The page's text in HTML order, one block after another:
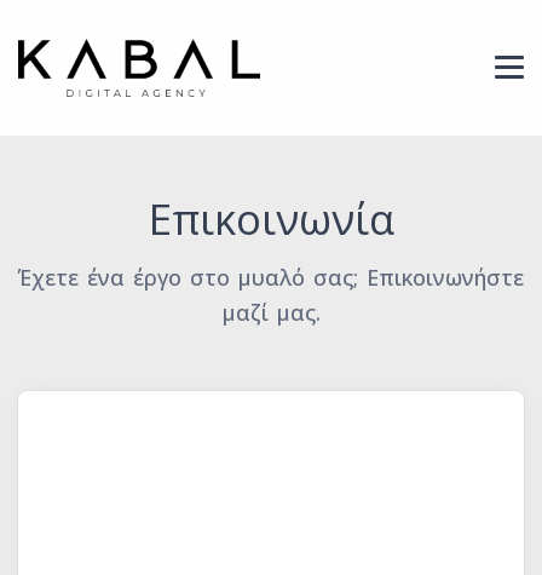
Header Logo
Επικοινωνία
Έχετε ένα έργο στο μυαλό σας; Επικοινωνήστε
μαζί μας.